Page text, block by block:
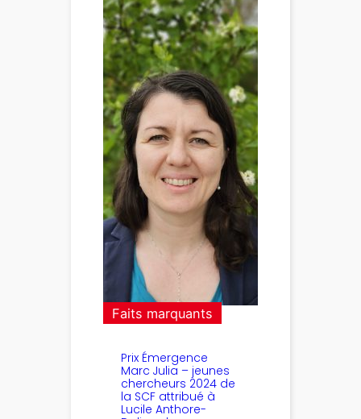
Faits marquants
Prix Émergence
Marc Julia – jeunes
chercheurs 2024 de
la SCF attribué à
Lucile Anthore-